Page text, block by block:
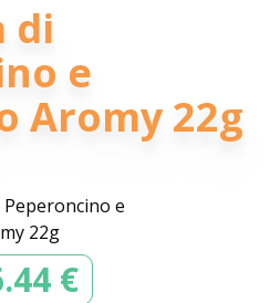
di
e
Aromy 22g
€